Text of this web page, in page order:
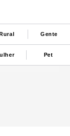
Gente
Pet